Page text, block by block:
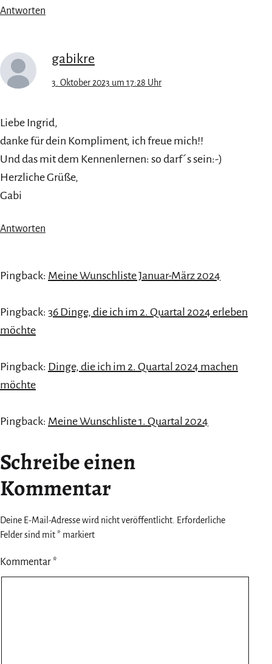
Antworten
gabikre
3. Oktober 2023 um 17:28 Uhr
Liebe Ingrid,
danke für dein Kompliment, ich freue mich!!
Und das mit dem Kennenlernen: so darf´s sein:-)
Herzliche Grüße,
Gabi
Antworten
Pingback: Meine Wunschliste Januar-März 2024
Pingback: 36 Dinge, die ich im 2. Quartal 2024 erleben
möchte
Pingback: Dinge, die ich im 2. Quartal 2024 machen
möchte
Pingback: Meine Wunschliste 1. Quartal 2024
Schreibe einen
Kommentar
Deine E-Mail-Adresse wird nicht veröffentlicht. Erforderliche
Felder sind mit* markiert
Kommentar *